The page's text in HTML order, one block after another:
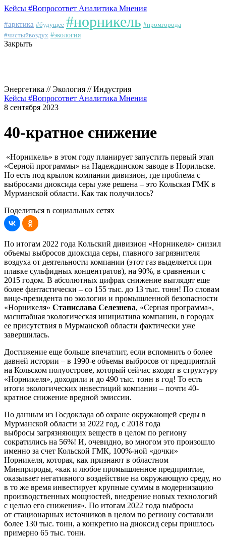
Кейсы #Вопросответ Аналитика Мнения
#арктика #будущее #норникель #промгорода
#чистыйвоздух #экология
Закрыть
Энергетика // Экология // Индустрия
Кейсы #Вопросответ Аналитика Мнения
8 сентября 2023
40-кратное снижение
«Норникель» в этом году планирует запустить первый этап
«Серной программы» на Надеждинском заводе в Норильске.
Но есть под крылом компании дивизион, где проблема с
выбросами диоксида серы уже решена – это Кольская ГМК в
Мурманской области. Как так получилось?
Поделиться в социальных сетях
По итогам 2022 года Кольский дивизион «Норникеля» снизил
объемы выбросов диоксида серы, главного загрязнителя
воздуха от деятельности компании (этот газ выделяется при
плавке сульфидных концентратов), на 90%, в сравнении с
2015 годом. В абсолютных цифрах снижение выглядят еще
более фантастически – со 155 тыс. до 13 тыс. тонн! По словам
вице-президента по экологии и промышленной безопасности
«Норникеля» Станислава Селезнева, «Серная программа»,
масштабная экологическая инициатива компании, в городах
ее присутствия в Мурманской области фактически уже
завершилась.
Достижение еще больше впечатлит, если вспомнить о более
давней истории – в 1990-е объемы выбросов от предприятий
на Кольском полуострове, который сейчас входят в структуру
«Норникеля», доходили и до 490 тыс. тонн в год! То есть
итоги экологических инвестиций компании – почти 40-
кратное снижение вредной эмиссии.
По данным из Госдоклада об охране окружающей среды в
Мурманской области за 2022 год, с 2018 года
выбросы загрязняющих веществ в целом по региону
сократились на 56%! И, очевидно, во многом это произошло
именно за счет Кольской ГМК, 100%-ной «дочки»
Норникеля, которая, как признают в областном
Минприроды, «как и любое промышленное предприятие,
оказывает негативного воздействие на окружающую среду, но
в то же время инвестирует крупные суммы в модернизацию
производственных мощностей, внедрение новых технологий
с целью его снижения». По итогам 2022 года выбросы
от стационарных источников в целом по региону составили
более 130 тыс. тонн, а конкретно на диоксид серы пришлось
примерно 65 тыс. тонн.